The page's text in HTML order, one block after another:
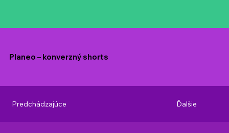
Planeo – konverzný shorts
Predchádzajúce Ďalšie